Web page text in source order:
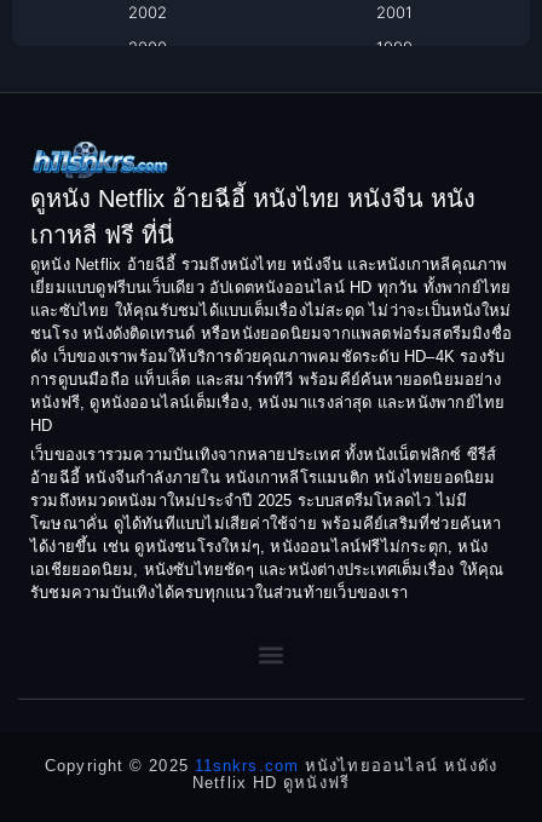
Comedy ตลก
Coming-of-age ชีวิตวัยรุ่น
Crime อาชญากรรม
Crime อาชญากรรม
Culture
Dance เต้น
Dark Comedy ตลกร้าย
DC
Detective
Detective สืบสวน
2002
2001
2000
1999
1994
1992
1991
1990
1988
1987
1986
1985
1984
1983
1982
1981
1980
1978
1974
1973
1972
1971
1970
1969
1968
1964
ดูหนัง Netflix อ้ายฉีอี้ หนังไทย หนังจีน หนัง
เกาหลี ฟรี ที่นี่
ดูหนัง Netflix อ้ายฉีอี้ รวมถึงหนังไทย หนังจีน และหนังเกาหลีคุณภาพ
เยี่ยมแบบดูฟรีบนเว็บเดียว อัปเดตหนังออนไลน์ HD ทุกวัน ทั้งพากย์ไทย
และซับไทย ให้คุณรับชมได้แบบเต็มเรื่องไม่สะดุด ไม่ว่าจะเป็นหนังใหม่
ชนโรง หนังดังติดเทรนด์ หรือหนังยอดนิยมจากแพลตฟอร์มสตรีมมิงชื่อ
ดัง เว็บของเราพร้อมให้บริการด้วยคุณภาพคมชัดระดับ HD–4K รองรับ
การดูบนมือถือ แท็บเล็ต และสมาร์ททีวี พร้อมคีย์ค้นหายอดนิยมอย่าง
หนังฟรี, ดูหนังออนไลน์เต็มเรื่อง, หนังมาแรงล่าสุด และหนังพากย์ไทย
HD
เว็บของเรารวมความบันเทิงจากหลายประเทศ ทั้งหนังเน็ตฟลิกซ์ ซีรีส์
อ้ายฉีอี้ หนังจีนกำลังภายใน หนังเกาหลีโรแมนติก หนังไทยยอดนิยม
รวมถึงหมวดหนังมาใหม่ประจำปี 2025 ระบบสตรีมโหลดไว ไม่มี
โฆษณาคั่น ดูได้ทันทีแบบไม่เสียค่าใช้จ่าย พร้อมคีย์เสริมที่ช่วยค้นหา
ได้ง่ายขึ้น เช่น ดูหนังชนโรงใหม่ๆ, หนังออนไลน์ฟรีไม่กระตุก, หนัง
เอเชียยอดนิยม, หนังซับไทยชัดๆ และหนังต่างประเทศเต็มเรื่อง ให้คุณ
รับชมความบันเทิงได้ครบทุกแนวในส่วนท้ายเว็บของเรา
Copyright © 2025 11snkrs.com หนังไทยออนไลน์ หนังดัง
Netflix HD ดูหนังฟรี